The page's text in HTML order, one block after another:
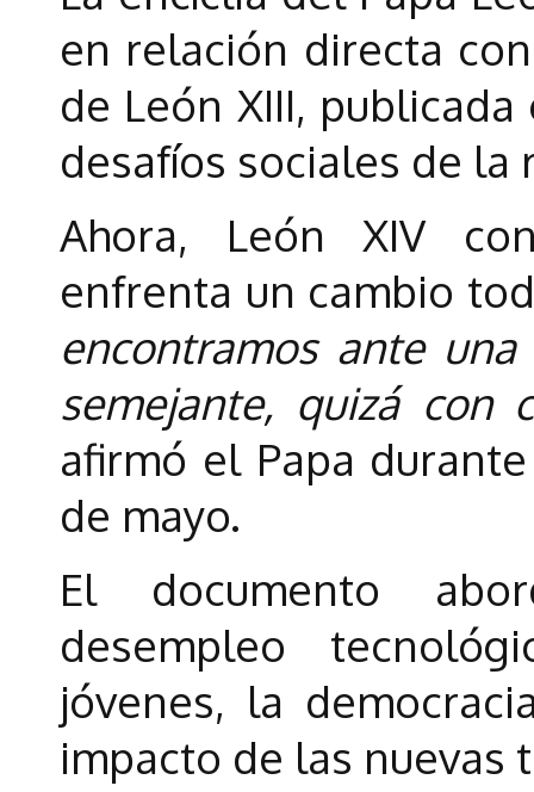
en relación directa
de León XIII,
desafíos sociales de
Ahora, León XIV
enfrenta un cambio
encontramos ante
semejante, quizá con
afirmó el Papa
de mayo.
El documento
desempleo
jóvenes, la
impacto de las nuevas